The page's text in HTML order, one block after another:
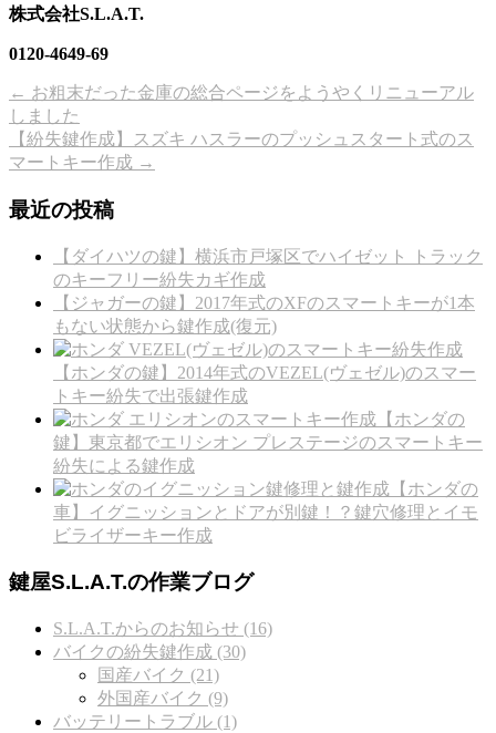
株式会社S.L.A.T.
0120-4649-69
← お粗末だった金庫の総合ページをようやくリニューアル
しました
【紛失鍵作成】スズキ ハスラーのプッシュスタート式のス
マートキー作成 →
最近の投稿
【ダイハツの鍵】横浜市戸塚区でハイゼット トラック
のキーフリー紛失カギ作成
【ジャガーの鍵】2017年式のXFのスマートキーが1本
もない状態から鍵作成(復元)
【ホンダの鍵】2014年式のVEZEL(ヴェゼル)のスマー
トキー紛失で出張鍵作成
【ホンダの
鍵】東京都でエリシオン プレステージのスマートキー
紛失による鍵作成
【ホンダの
車】イグニッションとドアが別鍵！？鍵穴修理とイモ
ビライザーキー作成
鍵屋S.L.A.T.の作業ブログ
S.L.A.T.からのお知らせ (16)
バイクの紛失鍵作成 (30)
国産バイク (21)
外国産バイク (9)
バッテリートラブル (1)